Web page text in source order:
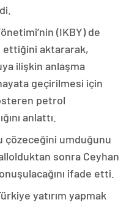
(IKBY) de
ettiğini aktararak,
ilişkin anlaşma
geçirilmesi için
petrol
anlattı.
çözeceğini umduğunu
sonra Ceyhan
ifade etti.
yatırım yapmak